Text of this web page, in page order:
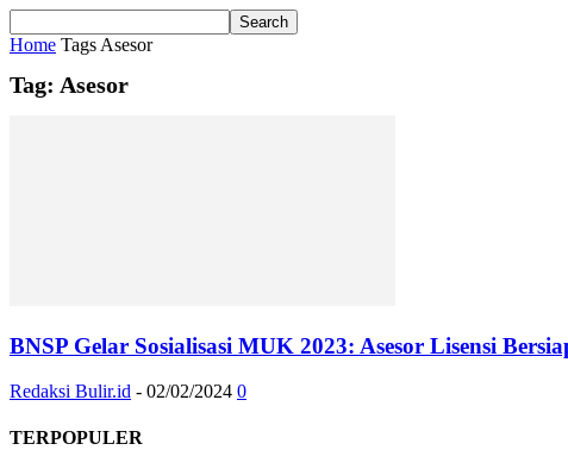
Home Tags Asesor
Tag: Asesor
BNSP Gelar Sosialisasi MUK 2023: Asesor Lisensi
Redaksi Bulir.id - 02/02/2024 0
TERPOPULER